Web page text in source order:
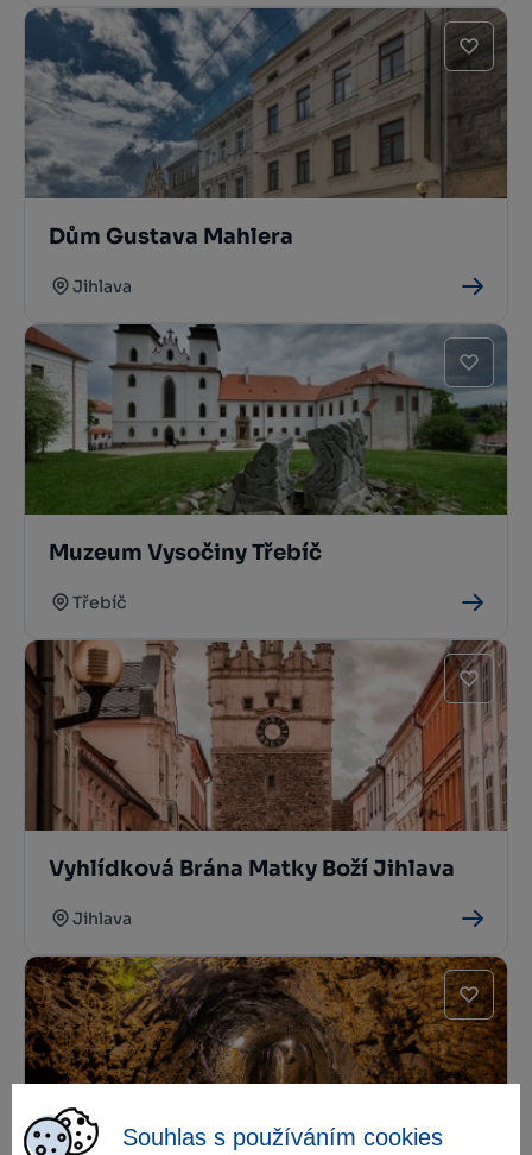
Souhlas s používáním cookies
Dům Gustava Mahlera
Jihlava
Muzeum Vysočiny Třebíč
Třebíč
Vyhlídková Brána Matky Boží Jihlava
Jihlava